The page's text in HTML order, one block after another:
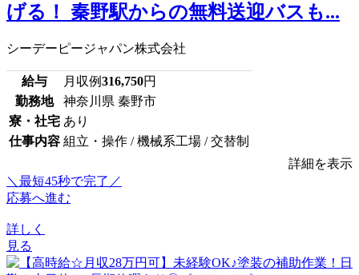
げる！ 秦野駅からの無料送迎バスも...
シーデーピージャパン株式会社
給与 月収例316,750円
勤務地
神奈川県 秦野市
寮・社宅 あり
仕事内容 組立・操作 / 機械系工場 / 交替制
詳細を表示
＼最短45秒で完了／
応募へ進む
詳しく
見る